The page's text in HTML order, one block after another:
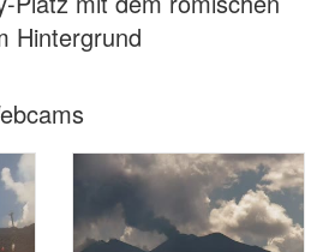
Hintergrund